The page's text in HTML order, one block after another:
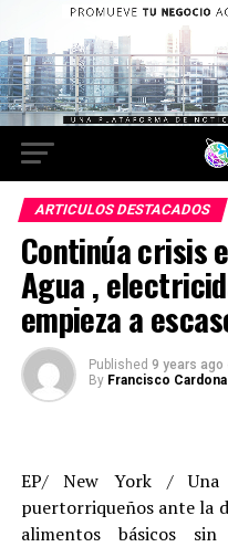
ARTICULOS DESTACADOS
Continúa crisis
Agua ,
empieza a
Published 9 years ago
By Francisco Cardona
EP/ New York / Una
puertorriqueños ante la
alimentos básicos